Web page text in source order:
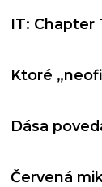
IT: Chapter
Ktoré
Dása
Červená